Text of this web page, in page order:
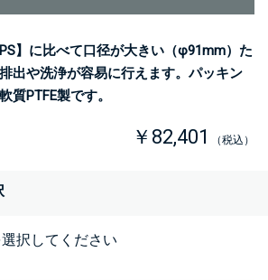
】に比べて口径が大きい（φ91mm）た
出や洗浄が容易に行えます。パッキン
質PTFE製です。
￥82,401 （税込）
択してください